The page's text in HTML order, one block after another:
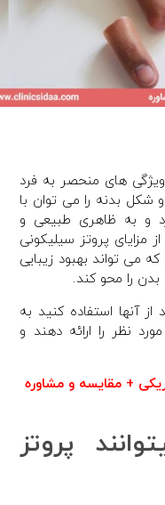
های منحصر به فرد
شکل بدنه را می توان با
و به ظاهری طبیعی و
پروتز سیلیکونی
می تواند بهبود زیبایی
را محو کند.
آنها استفاده کنید به
نظر را ارائه دهند و
+ مقایسه و مشاوره
پروتز